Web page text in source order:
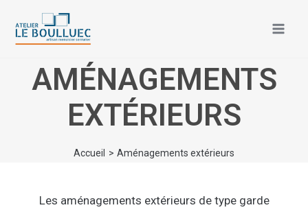
contenu
AMÉNAGEMENTS
EXTÉRIEURS
Accueil Aménagements extérieurs
Les aménagements extérieurs de type garde